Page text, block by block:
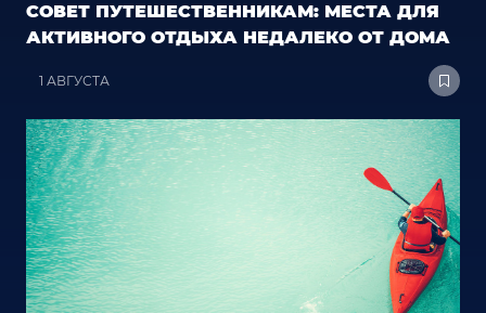
СОВЕТ ПУТЕШЕСТВЕННИКАМ: МЕСТА ДЛЯ
АКТИВНОГО ОТДЫХА НЕДАЛЕКО ОТ ДОМА
1 АВГУСТА